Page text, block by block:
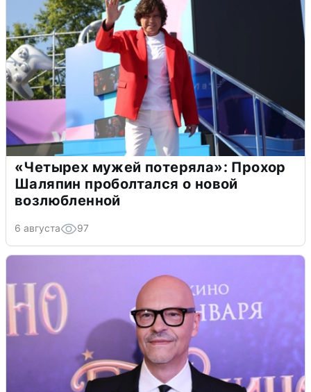
«Четырех мужей потеряла»: Прохор
Шаляпин проболтался о новой
возлюбленной
6 августа 97